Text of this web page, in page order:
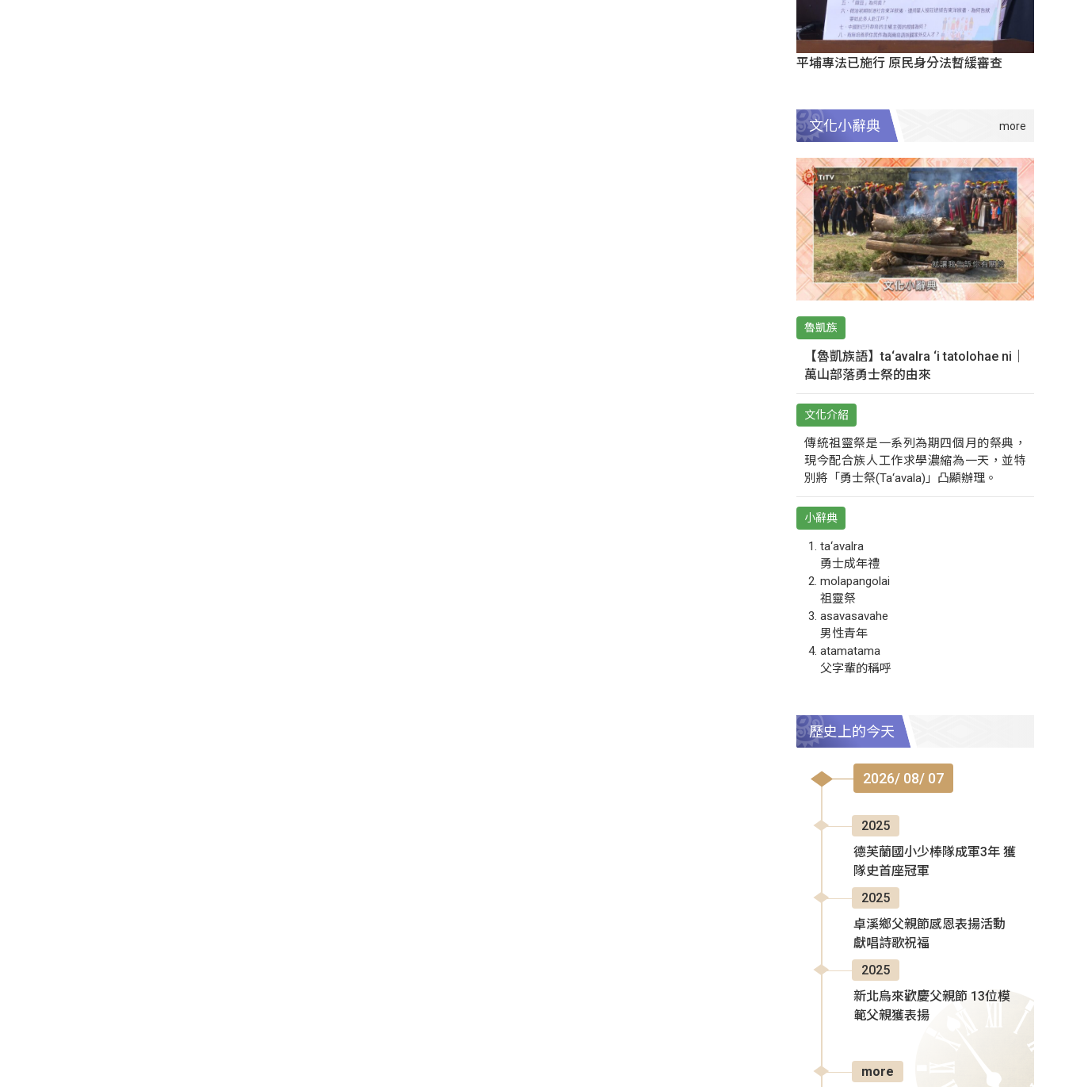
平埔專法已施行 原民身分法暫緩審查
文化小辭典
魯凱族
【魯凱族語】ta‘avalra ‘i tatolohae ni｜
萬山部落勇士祭的由來
文化介紹
傳統祖靈祭是一系列為期四個月的祭典，
現今配合族人工作求學濃縮為一天，並特
別將「勇士祭(Ta‘avala)」凸顯辦理。
小辭典
ta‘avalra
勇士成年禮
molapangolai
祖靈祭
asavasavahe
男性青年
atamatama
父字輩的稱呼
歷史上的今天
2026/ 08/ 07
2025
德芙蘭國小少棒隊成軍3年 獲
隊史首座冠軍
2025
卓溪鄉父親節感恩表揚活動
獻唱詩歌祝福
2025
新北烏來歡慶父親節 13位模
範父親獲表揚
more